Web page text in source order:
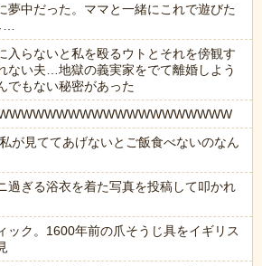
夢中だった。ママと一緒にこれで遊びた
入らないと私を殴るウトとそれを傍観す
ない夫…地獄の義実家をでて離婚しよう
でもない秘密があった
が見ててあげないとご飯食べないのなん
過ぎる浴衣を着た写真を投稿して叩かれ
ック。1600年前の爪そうじ具をイギリス